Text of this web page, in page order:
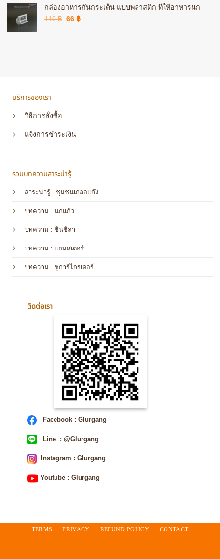
was:
430 ฿.
is:
กล่องอาหารกันกระเด็น แบบพลาสติก ที่ให้อาหารนก
110฿ Original
66 ฿Current
บริการของเรา
วิธีการสั่งซื้อ
แจ้งการชำระเงิน
รวมบทความสาระน่ารู้
สาระน่ารู้ : ชุมชนเกลอแก๊ง
บทความ : นกแก้ว
บทความ : ชินชิล่า
บทความ : แฮมสเตอร์
บทความ : ชูการ์ไกรเดอร์
ติดต่อเรา
Facebook : Glurgang
Line : @Glurgang
Instagram : Glurgang
Youtube : Glurgang
TERMS PRIVACY REFUND POLICY CONTACT